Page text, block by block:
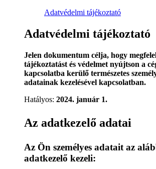
Adatvédelmi tájékoztató
Adatvédelmi tájékoztató
Jelen dokumentum célja, hogy
tájékoztatást és védelmet nyújtson a
kapcsolatba kerülő természetes
adatainak kezelésével kapcsolatban.
Hatályos: 2024. január 1.
Az adatkezelő adatai
Az Ön személyes adatait az
adatkezelő kezeli: